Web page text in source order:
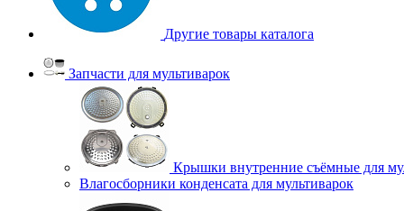
Другие товары каталога
Запчасти для мультиварок
Крышки внутренние съёмные для
Влагосборники конденсата для мультиварок